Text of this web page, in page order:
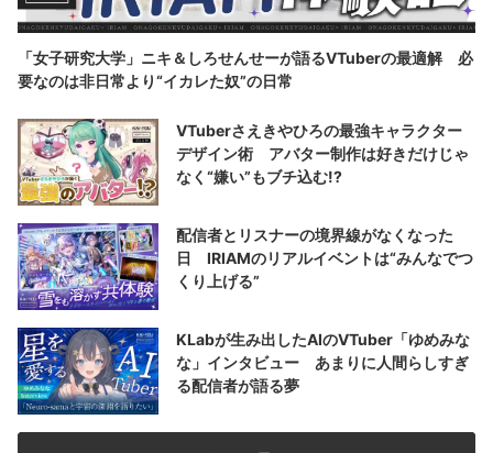
「女子研究大学」ニキ＆しろせんせーが語るVTuberの最適解 必
要なのは非日常より“イカレた奴”の日常
VTuberさえきやひろの最強キャラクター
デザイン術 アバター制作は好きだけじゃ
なく“嫌い”もブチ込む!?
配信者とリスナーの境界線がなくなった
日 IRIAMのリアルイベントは“みんなでつ
くり上げる”
KLabが生み出したAIのVTuber「ゆめみな
な」インタビュー あまりに人間らしすぎ
る配信者が語る夢